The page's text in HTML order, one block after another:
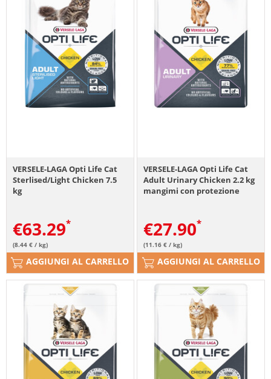
VERSELE-LAGA Opti Life Cat
Sterlised/Light Chicken 7.5
kg
€63.29
(8.44 € / kg)
AGGIUNGI AL CARRELLO
VERSELE-LAGA Opti Life Cat
Adult Urinary Chicken 2.2 kg
mangimi con protezione
€27.90
(11.16 € / kg)
AGGIUNGI AL CARRELLO